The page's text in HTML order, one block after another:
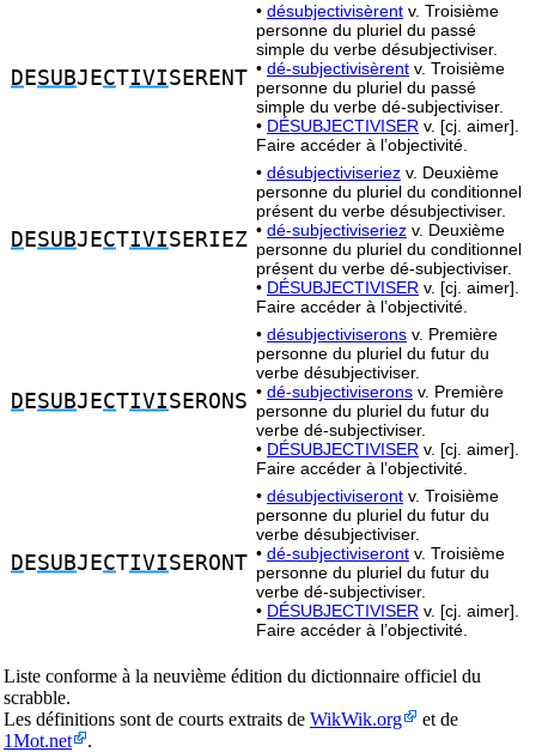
D ESUBJECTIVISERENT
• désubjectivisèrent v. Troisième
personne du pluriel du passé
simple du verbe désubjectiviser.
• dé-subjectivisèrent v. Troisième
personne du pluriel du passé
simple du verbe dé-subjectiviser.
• DÉSUBJECTIVISER v. [cj. aimer].
Faire accéder à l’objectivité.
D ESUBJECTIVISERIEZ
• désubjectiviseriez v. Deuxième
personne du pluriel du conditionnel
présent du verbe désubjectiviser.
• dé-subjectiviseriez v. Deuxième
personne du pluriel du conditionnel
présent du verbe dé-subjectiviser.
• DÉSUBJECTIVISER v. [cj. aimer].
Faire accéder à l’objectivité.
D ESUBJECTIVISERONS
• désubjectiviserons v. Première
personne du pluriel du futur du
verbe désubjectiviser.
• dé-subjectiviserons v. Première
personne du pluriel du futur du
verbe dé-subjectiviser.
• DÉSUBJECTIVISER v. [cj. aimer].
Faire accéder à l’objectivité.
D ESUBJECTIVISERONT
• désubjectiviseront v. Troisième
personne du pluriel du futur du
verbe désubjectiviser.
• dé-subjectiviseront v. Troisième
personne du pluriel du futur du
verbe dé-subjectiviser.
• DÉSUBJECTIVISER v. [cj. aimer].
Faire accéder à l’objectivité.
Liste conforme à la neuvième édition du dictionnaire officiel du
scrabble.
Les définitions sont de courts extraits de WikWik.org
et de
1Mot.net
.